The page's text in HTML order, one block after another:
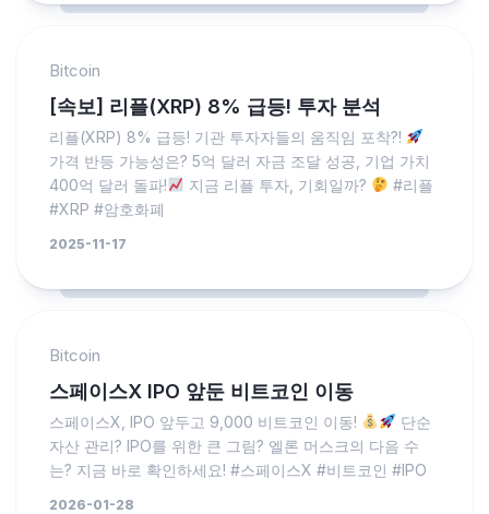
Bitcoin
[속보] 리플(XRP) 8% 급등! 투자 분석
리플(XRP) 8% 급등! 기관 투자자들의 움직임 포착?!
가격 반등 가능성은? 5억 달러 자금 조달 성공, 기업 가치
400억 달러 돌파!
지금 리플 투자, 기회일까?
#리플
#XRP #암호화폐
2025-11-17
Bitcoin
스페이스X IPO 앞둔 비트코인 이동
스페이스X, IPO 앞두고 9,000 비트코인 이동!
단순
자산 관리? IPO를 위한 큰 그림? 엘론 머스크의 다음 수
는? 지금 바로 확인하세요! #스페이스X #비트코인 #IPO
2026-01-28